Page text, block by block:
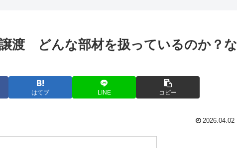
渡 どんな部材を扱っているのか？な
はてブ LINE コピー
2026.04.02